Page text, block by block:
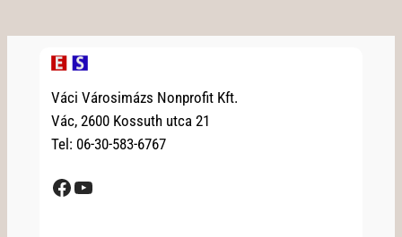
Váci Városimázs Nonprofit Kft.
Vác, 2600 Kossuth utca 21
Tel: 06-30-583-6767
Facebook YouTube